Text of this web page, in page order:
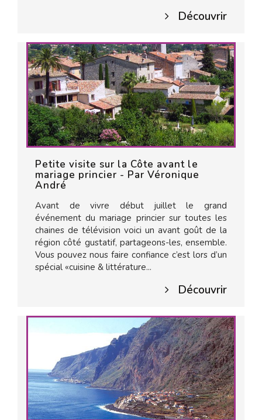
Découvrir
Petite visite sur la Côte avant le
mariage princier - Par Véronique
André
Avant de vivre début juillet le grand
événement du mariage princier sur toutes les
chaines de télévision voici un avant goût de la
région côté gustatif, partageons-les, ensemble.
Vous pouvez nous faire confiance c’est lors d’un
spécial «cuisine & littérature...
Découvrir